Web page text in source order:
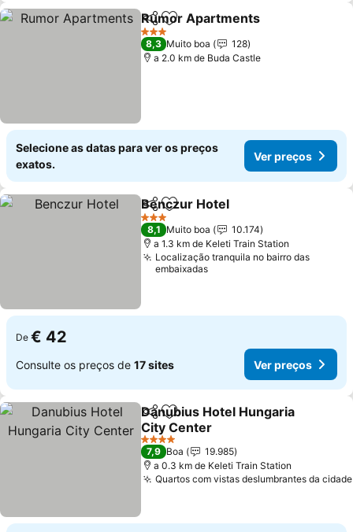
PartilharAdicionar aos favoritos
Rumor Apartments
3 Estrelas
8,3 Muito boa
128
a 2.0 km de Buda Castle
Selecione as datas para ver os preços
exatos.
Ver preços
PartilharAdicionar aos favoritos
Benczur Hotel
3 Estrelas
8,1 Muito boa
10.174
a 1.3 km de Keleti Train Station
Localização tranquila no bairro das
embaixadas
De € 42
Consulte os preços de 17 sites Ver preços
PartilharAdicionar aos favoritos
Danubius Hotel Hungaria
City Center
4 Estrelas
7,9 Boa
19.985
a 0.3 km de Keleti Train Station
Quartos com vistas deslumbrantes da cidade